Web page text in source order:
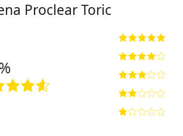
Proclear Toric